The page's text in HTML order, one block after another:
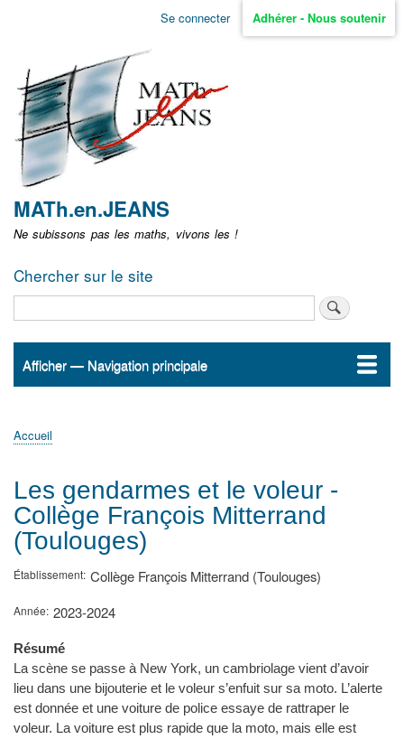
Aller
non
identifié
Se connecter Adhérer - Nous soutenir
MATh.en.JEANS
Ne subissons pas les maths, vivons les !
Chercher sur le site
Navigation
Afficher — Navigation principale
Accueil
ActualitésMATh.en.JEANS ?
Régions et Ateliers
Créer, gérer un atelier
Sujets/Publications
Congrès
d'Ariane
Accueil
Les gendarmes et le voleur -
Collège François Mitterrand
(Toulouges)
Établissement Collège François Mitterrand (Toulouges)
Année 2023-2024
Résumé
La scène se passe à New York, un cambriolage vient d’avoir
lieu dans une bijouterie et le voleur s’enfuit sur sa moto. L’alerte
est donnée et une voiture de police essaye de rattraper le
voleur. La voiture est plus rapide que la moto, mais elle est